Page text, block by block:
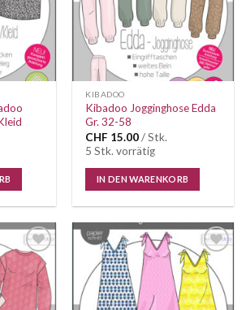
KIBADOO
Kibadoo Jogginghose Edda
Gr. 32-58
CHF 15.00/ Stk.
5 Stk. vorrätig
IN DEN WARENKORB
Auf die
Auf die
Wunschliste